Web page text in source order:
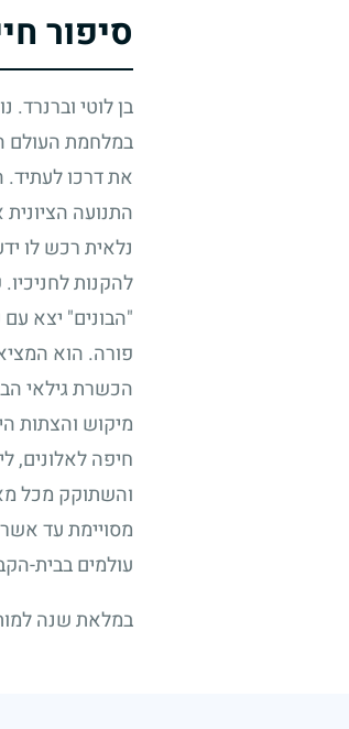
סיפור
בן לוטי וברנרד.
במלחמת העולם
את דרכו לעתיד.
התנועה
נלאית רכש לו
להקנות
"הבונים" יצא
פורה. הוא
הכשרת גילאי
מיקוש והצתות
חיפה לאלונים,
והשתוקק מכל
מסויימת עד
עולמים בבית-
במלאת שנה